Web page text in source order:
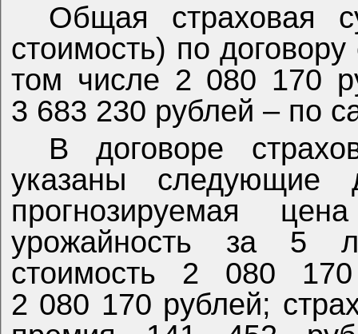
Общая страховая
стоимость) по
том числе 2 080 170
3 683 230 рублей – по
В договоре
указаны
прогнозируемая
урожайность за 5
стоимость 2 080
2 080 170 рублей;